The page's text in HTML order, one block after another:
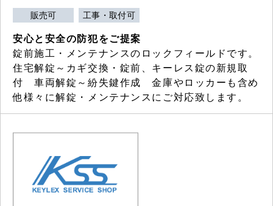
販売可 工事・取付可
安心と安全の防犯をご提案
錠前施工・メンテナンスのロックフィールドです。
住宅解錠～カギ交換・錠前、キーレス錠の新規取
付 車両解錠～紛失鍵作成 金庫やロッカーも含め
他様々に解錠・メンテナンスにご対応致します。